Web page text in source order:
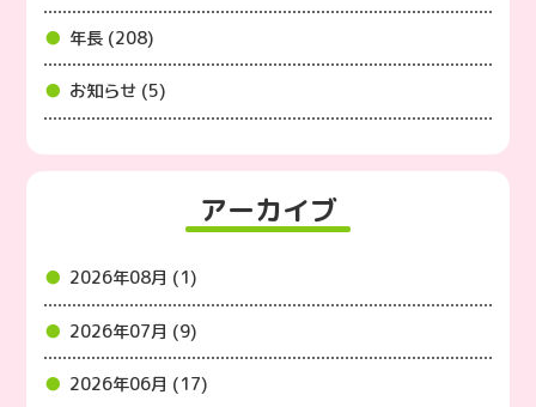
年長 (208)
お知らせ (5)
アーカイブ
2026年08月 (1)
2026年07月 (9)
2026年06月 (17)